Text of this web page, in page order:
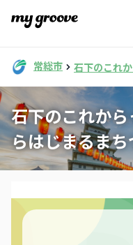
常総市 石下のこれ
石下のこれか
らはじまるま